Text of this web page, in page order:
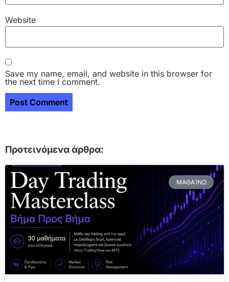
Website
Save my name, email, and website in this browser for
the next time I comment.
Προτεινόμενα άρθρα:
ΜΑΘΑΊΝΩ